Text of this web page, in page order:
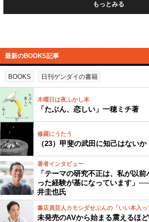
もっとみる
最新のBOOKS記事
BOOKS 日刊ゲンダイの書籍
木曜日は夜ふかし本
「たぶん、恋しい」一穂ミチ著
修羅にうたう
（23）甲斐の武田に知己はないか
著者インタビュー
「テーマの研究不正は、私が以
った経験が基になっています」
井圭也氏
書店員芸人カモシダせぶんの「いい本入っ
未発売のAVから始まる震えるほ